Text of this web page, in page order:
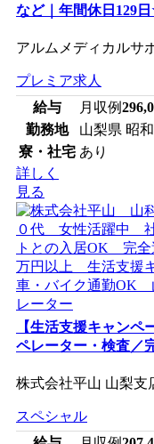
など｜年間休日129
アルムメディカルサ
プレミア求人
給与
月収例
勤務地
山梨県 昭
寮・社宅 あり
詳しく
見る
【生活支援キャンペ
ペレーター・検査／
株式会社平山 山梨
スペシャル